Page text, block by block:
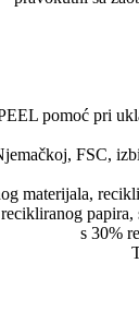
pomoć pri
FSC,
materijala,
s 30%